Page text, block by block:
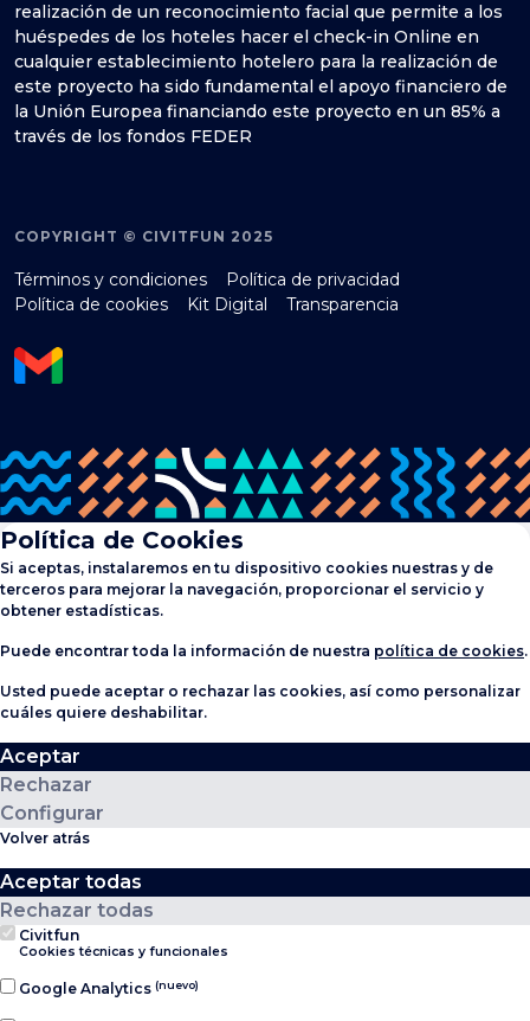
realización de un reconocimiento facial que permite a los
huéspedes de los hoteles hacer el check-in Online en
cualquier establecimiento hotelero para la realización de
este proyecto ha sido fundamental el apoyo financiero de
la Unión Europea financiando este proyecto en un 85% a
través de los fondos FEDER
COPYRIGHT © CIVITFUN 2025
Términos y condiciones
Política de privacidad
Política de cookies
Kit Digital Transparencia
Política de Cookies
Si aceptas, instalaremos en tu dispositivo cookies nuestras y de
terceros para mejorar la navegación, proporcionar el servicio y
obtener estadísticas.
Puede encontrar toda la información de nuestra política de cookies.
Usted puede aceptar o rechazar las cookies, así como personalizar
cuáles quiere deshabilitar.
Aceptar
Rechazar
Configurar
Volver atrás
Aceptar todas
Rechazar todas
Civitfun
Cookies técnicas y funcionales
Google Analytics (nuevo)